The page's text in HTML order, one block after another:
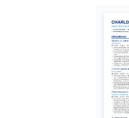
neuen
sichern.
Master of
Technische
Bachelor
Ruprecht-